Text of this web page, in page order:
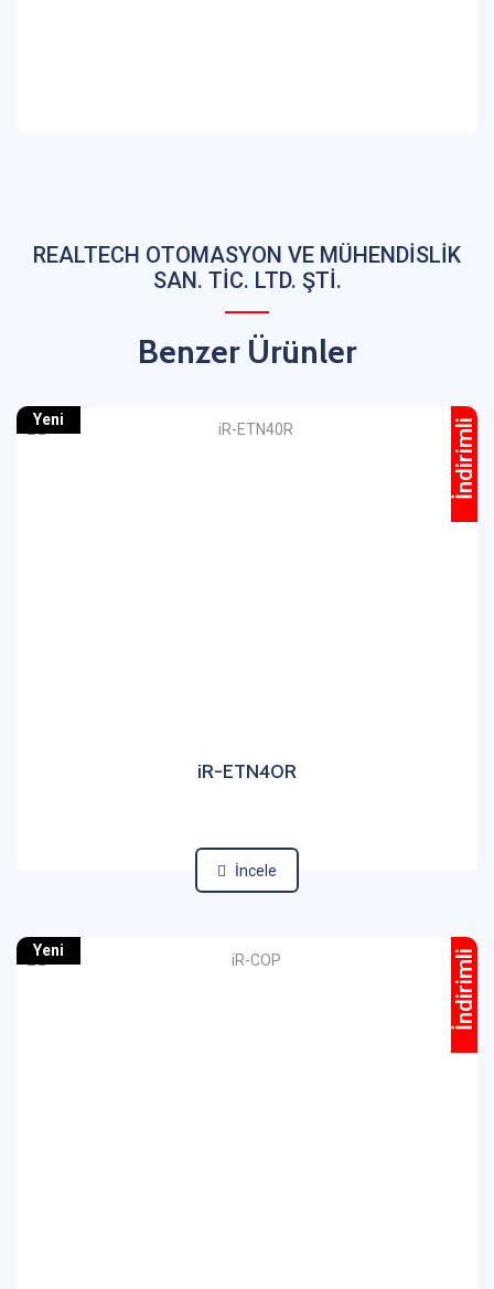
REALTECH OTOMASYON VE MÜHENDİSLİK
SAN. TİC. LTD. ŞTİ.
Benzer Ürünler
Yeni İndirimli
iR-ETN40R
İncele
Yeni İndirimli